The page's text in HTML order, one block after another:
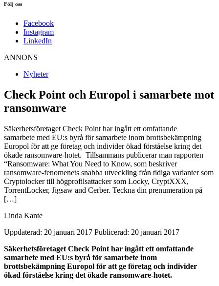
Följ oss
Facebook
Instagram
LinkedIn
ANNONS
Nyheter
Check Point och Europol i samarbete mot
ransomware
Säkerhetsföretaget Check Point har ingått ett omfattande
samarbete med EU:s byrå för samarbete inom brottsbekämpning
Europol för att ge företag och individer ökad förståelse kring det
ökade ransomware-hotet. Tillsammans publicerar man rapporten
“Ransomware: What You Need to Know, som beskriver
ransomware-fenomenets snabba utveckling från tidiga varianter som
Cryptolocker till högprofilsattacker som Locky, CryptXXX,
TorrentLocker, Jigsaw and Cerber. Teckna din prenumeration på
[…]
Linda Kante
Uppdaterad: 20 januari 2017 Publicerad: 20 januari 2017
Säkerhetsföretaget Check Point har ingått ett omfattande
samarbete med EU:s byrå för samarbete inom
brottsbekämpning Europol för att ge företag och individer
ökad förståelse kring det ökade ransomware-hotet.